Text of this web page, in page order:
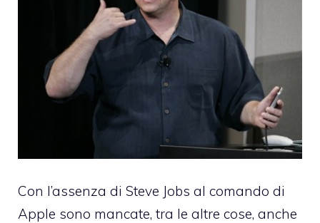
Con l’assenza di Steve Jobs al comando di
Apple sono mancate, tra le altre cose, anche